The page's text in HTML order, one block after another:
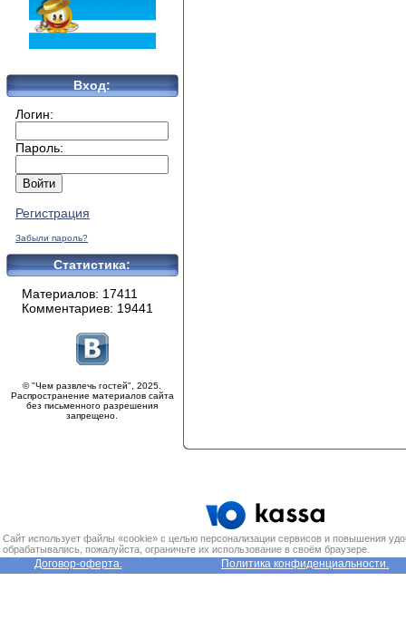
Вход:
Логин:
Пароль:
Регистрация
Забыли пароль?
Статистика:
Материалов: 17411
Комментариев: 19441
© "Чем развлечь гостей", 2025.
Распространение материалов сайта
без письменного разрешения
запрещено.
Сайт использует файлы «cookie» с целью персонализации сервисов и повышения
обрабатывались, пожалуйста, ограничьте их использование в своём браузере.
Договор-оферта. Политика конфиденциальности.